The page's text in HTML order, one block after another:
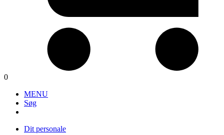
0
MENU
Søg
Dit personale